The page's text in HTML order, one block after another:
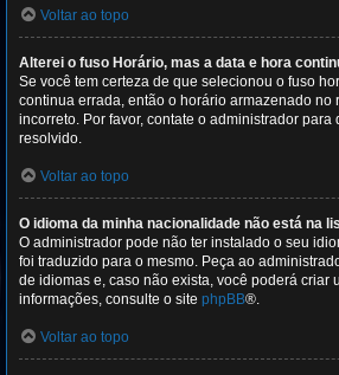
Voltar ao topo
Alterei o fuso Horário, mas a data e hora
Se você tem certeza de que selecionou o fuso
continua errada, então o horário armazenado no
incorreto. Por favor, contate o administrador para
resolvido.
Voltar ao topo
O idioma da minha nacionalidade não está na
O administrador pode não ter instalado o seu
foi traduzido para o mesmo. Peça ao
de idiomas e, caso não exista, você poderá criar
informações, consulte o site phpBB®.
Voltar ao topo